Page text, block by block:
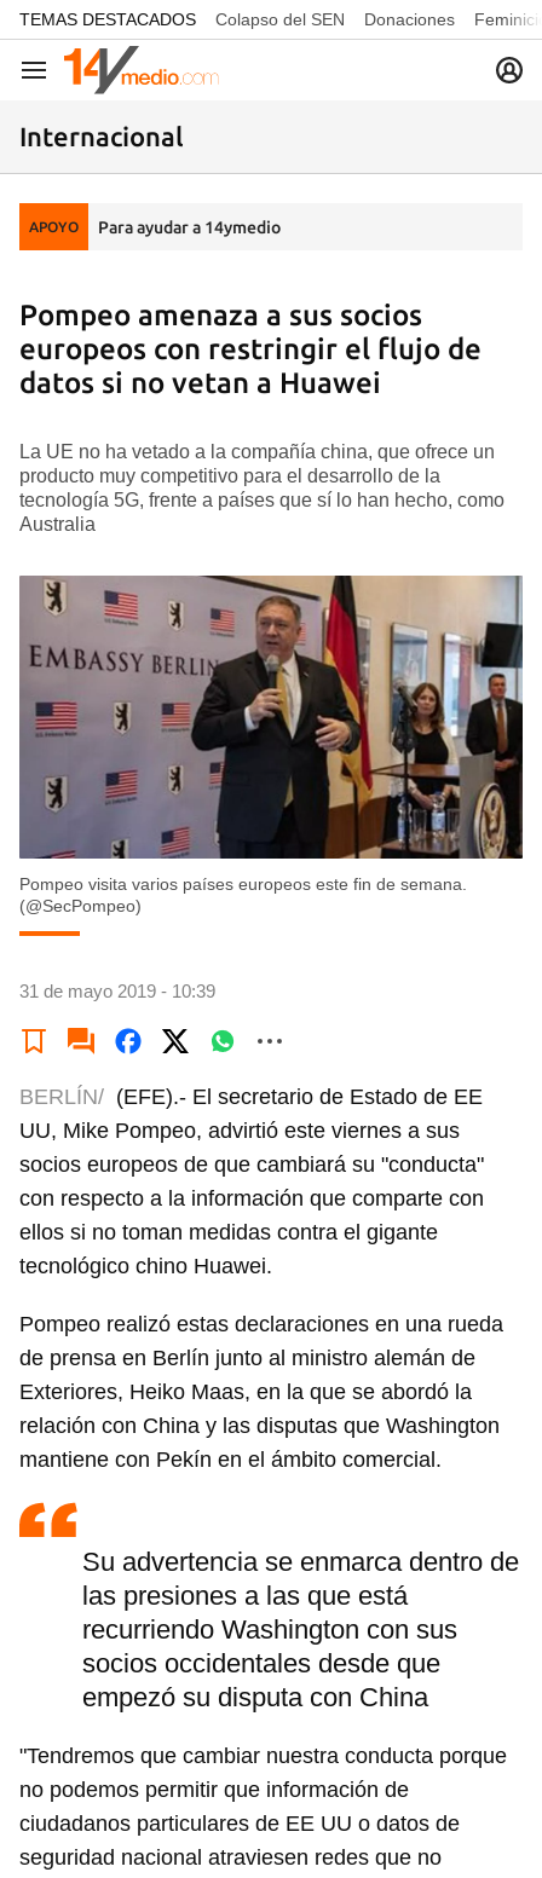
common.go-to-content
TEMAS DESTACADOS Colapso del SEN Donaciones
Navegación
Internacional
APOYO Para ayudar a 14ymedio
Pompeo amenaza a sus socios
europeos con restringir el flujo de
datos si no vetan a Huawei
La UE no ha vetado a la compañía china, que ofrece un
producto muy competitivo para el desarrollo de la
tecnología 5G, frente a países que sí lo han hecho, como
Australia
Pompeo visita varios países europeos este fin de semana.
(@SecPompeo)
31 de mayo 2019 - 10:39
BERLÍN/ (EFE).- El secretario de Estado de EE
UU, Mike Pompeo, advirtió este viernes a sus
socios europeos de que cambiará su "conducta"
con respecto a la información que comparte con
ellos si no toman medidas contra el gigante
tecnológico chino Huawei.
Pompeo realizó estas declaraciones en una rueda
de prensa en Berlín junto al ministro alemán de
Exteriores, Heiko Maas, en la que se abordó la
relación con China y las disputas que Washington
mantiene con Pekín en el ámbito comercial.
Su advertencia se enmarca dentro de
las presiones a las que está
recurriendo Washington con sus
socios occidentales desde que
empezó su disputa con China
"Tendremos que cambiar nuestra conducta porque
no podemos permitir que información de
ciudadanos particulares de EE UU o datos de
seguridad nacional atraviesen redes que no